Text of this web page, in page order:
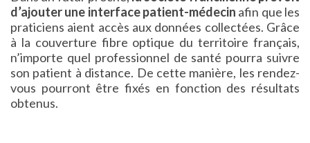
d’ajouter une interface patient-médecin afin que les
praticiens aient accès aux données collectées. Grâce
à la couverture fibre optique du territoire français,
n’importe quel professionnel de santé pourra suivre
son patient à distance. De cette manière, les rendez-
vous pourront être fixés en fonction des résultats
obtenus.